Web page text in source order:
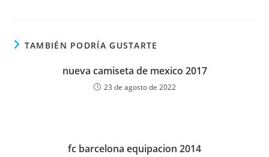
TAMBIÉN PODRÍA GUSTARTE
nueva camiseta de mexico 2017
23 de agosto de 2022
fc barcelona equipacion 2014